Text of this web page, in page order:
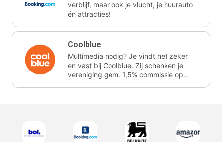
verblijf, maar ook je vlucht, je huurauto
én attracties!
Coolblue
Multimedia nodig? Je vindt het zeker
en vast bij Coolblue. Zij schenken je
vereniging gem. 1,5% commissie op